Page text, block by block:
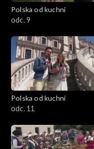
Polska od kuchni
odc. 9
Polska od kuchni
odc. 11